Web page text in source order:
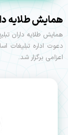
همایش طلایه
همایش طلایه داران
دعوت اداره تبلیغات
اعزامی برگزار شد.